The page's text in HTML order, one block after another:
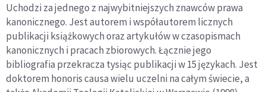
Uchodzi za jednego z najwybitniejszych znawców prawa
kanonicznego. Jest autorem i współautorem licznych
publikacji książkowych oraz artykułów w czasopismach
kanonicznych i pracach zbiorowych. Łącznie jego
bibliografia przekracza tysiąc publikacji w 15 językach. Jest
doktorem honoris causa wielu uczelni na całym świecie, a